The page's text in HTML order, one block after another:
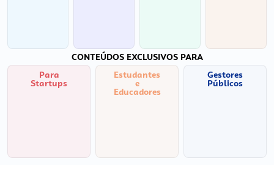
CONTEÚDOS EXCLUSIVOS PARA
Para
Startups
Estudantes
e
Educadores
Gestores
Públicos